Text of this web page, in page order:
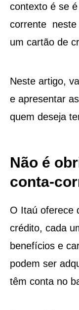
contexto é se
corrente neste
um cartão de
Neste artigo,
e apresentar
quem deseja
Não é
conta-
O Itaú oferece
crédito, cada
benefícios e
podem ser
têm conta no